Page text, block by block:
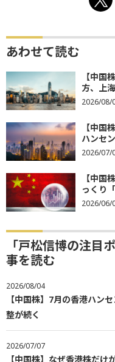
あわせて読む
【中国
方、上
2026/08/
【中国
ハンセ
2026/07/
【中国
っくり
2026/06/
「戸松信博の注目
事を読む
2026/08/04
【中国株】7月の香港ハン
整が続く
2026/07/07
【中国株】なぜ香港株だ